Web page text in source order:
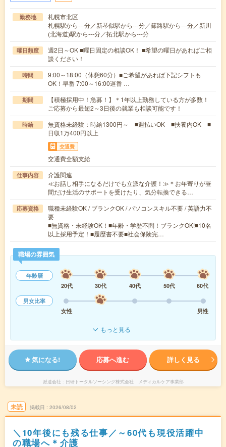
勤務地
札幌市北区
札幌駅から---分／新琴似駅から---分／篠路駅から---分／新川
(北海道)駅から---分／拓北駅から---分
曜日頻度
週2日～OK ■曜日固定の相談OK！ ■希望の曜日があればご相
談ください！
時間
9:00～18:00（休憩60分）■ご希望があれば下記シフトも
OK！早番 7:00～16:00遅番 …
期間
【積極採用中！急募！】＊1年以上勤務している方が多数！
ご応募から最短2～3日後の就業も相談可能です！
時給
無資格未経験：時給1300円～ ■週払いOK ■扶養内OK ■
日収1万400円以上
交通費
交通費全額支給
仕事内容
介護関連
≪お話し相手になるだけでも立派な介護！≫＊お年寄りが昼
間だけ生活のサポートを受けたり、気分転換できる…
応募資格
職種未経験OK / ブランクOK / パソコンスキル不要 / 英語力不
要
■無資格・未経験OK！■年齢・学歴不問！ブランクOK!■10名
以上採用予定！■履歴書不要■社会保険完…
職場の雰囲気
年齢層
20代
30代 40代 50代
60代
男女比率
女性
男性
もっと見る
気になる! 応募へ進む 詳しく見る
派遣会社 日研トータルソーシング株式会社 メディカルケア事業部
未読 掲載日 2026/08/02
＼10年後にも残る仕事／～60代も現役活躍中
の職場へ＊介護